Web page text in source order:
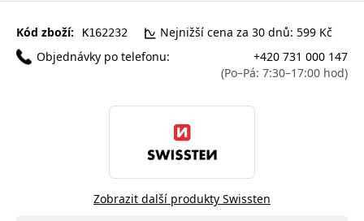
Kód zboží: K162232
Nejnižší cena za 30 dnů: 599 Kč
Objednávky po telefonu:
+420 731 000 147
(Po–Pá: 7:30–17:00 hod)
Zobrazit další produkty Swissten